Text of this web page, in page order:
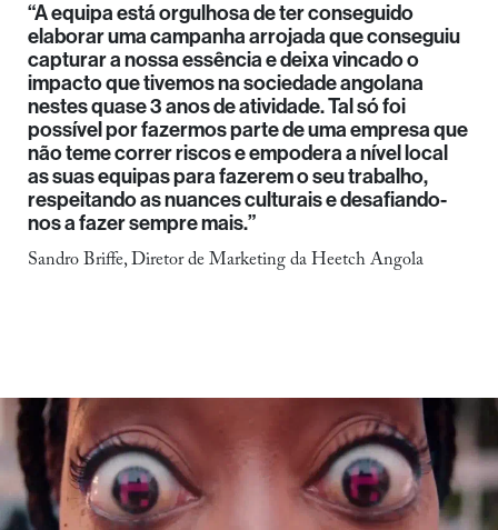
“A equipa está orgulhosa de ter conseguido
elaborar uma campanha arrojada que conseguiu
capturar a nossa essência e deixa vincado o
impacto que tivemos na sociedade angolana
nestes quase 3 anos de atividade. Tal só foi
possível por fazermos parte de uma empresa que
não teme correr riscos e empodera a nível local
as suas equipas para fazerem o seu trabalho,
respeitando as nuances culturais e desafiando-
nos a fazer sempre mais.”
Sandro Briffe, Diretor de Marketing da Heetch Angola